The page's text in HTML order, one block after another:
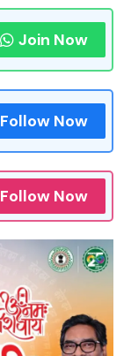
Join Now
Follow Now
Follow Now